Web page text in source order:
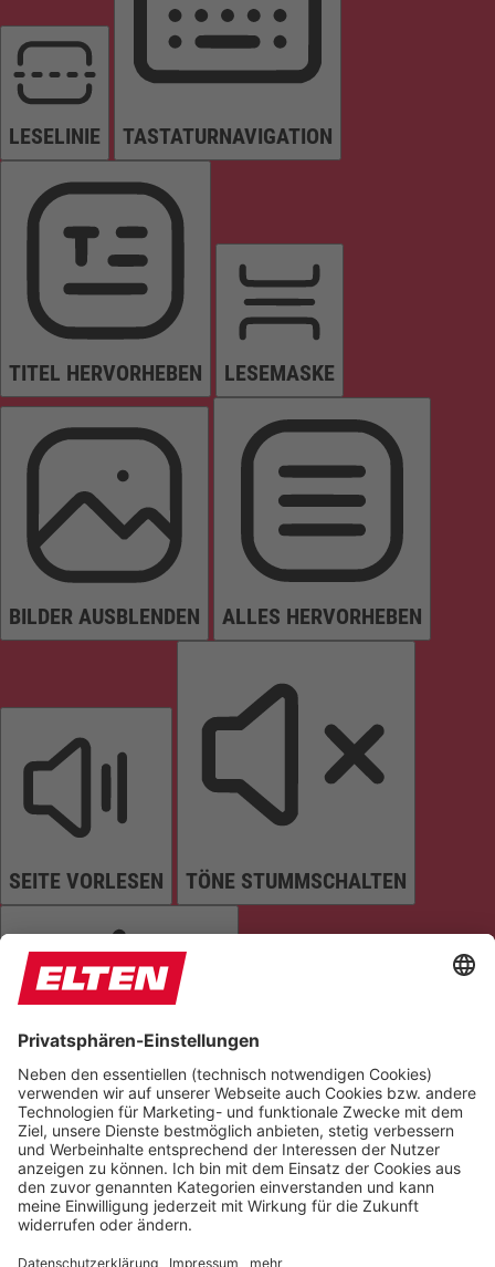
LESELINIE TASTATURNAVIGATION
TITEL HERVORHEBEN LESEMASKE
BILDER AUSBLENDEN ALLES HERVORHEBEN
SEITE VORLESEN TÖNE STUMMSCHALTEN
ANIMATIONEN STOPPEN
Einstellungen zurücksetzen